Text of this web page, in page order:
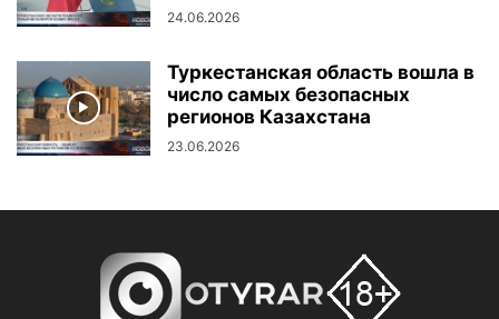
24.06.2026
Туркестанская область вошла в
число самых безопасных
регионов Казахстана
23.06.2026